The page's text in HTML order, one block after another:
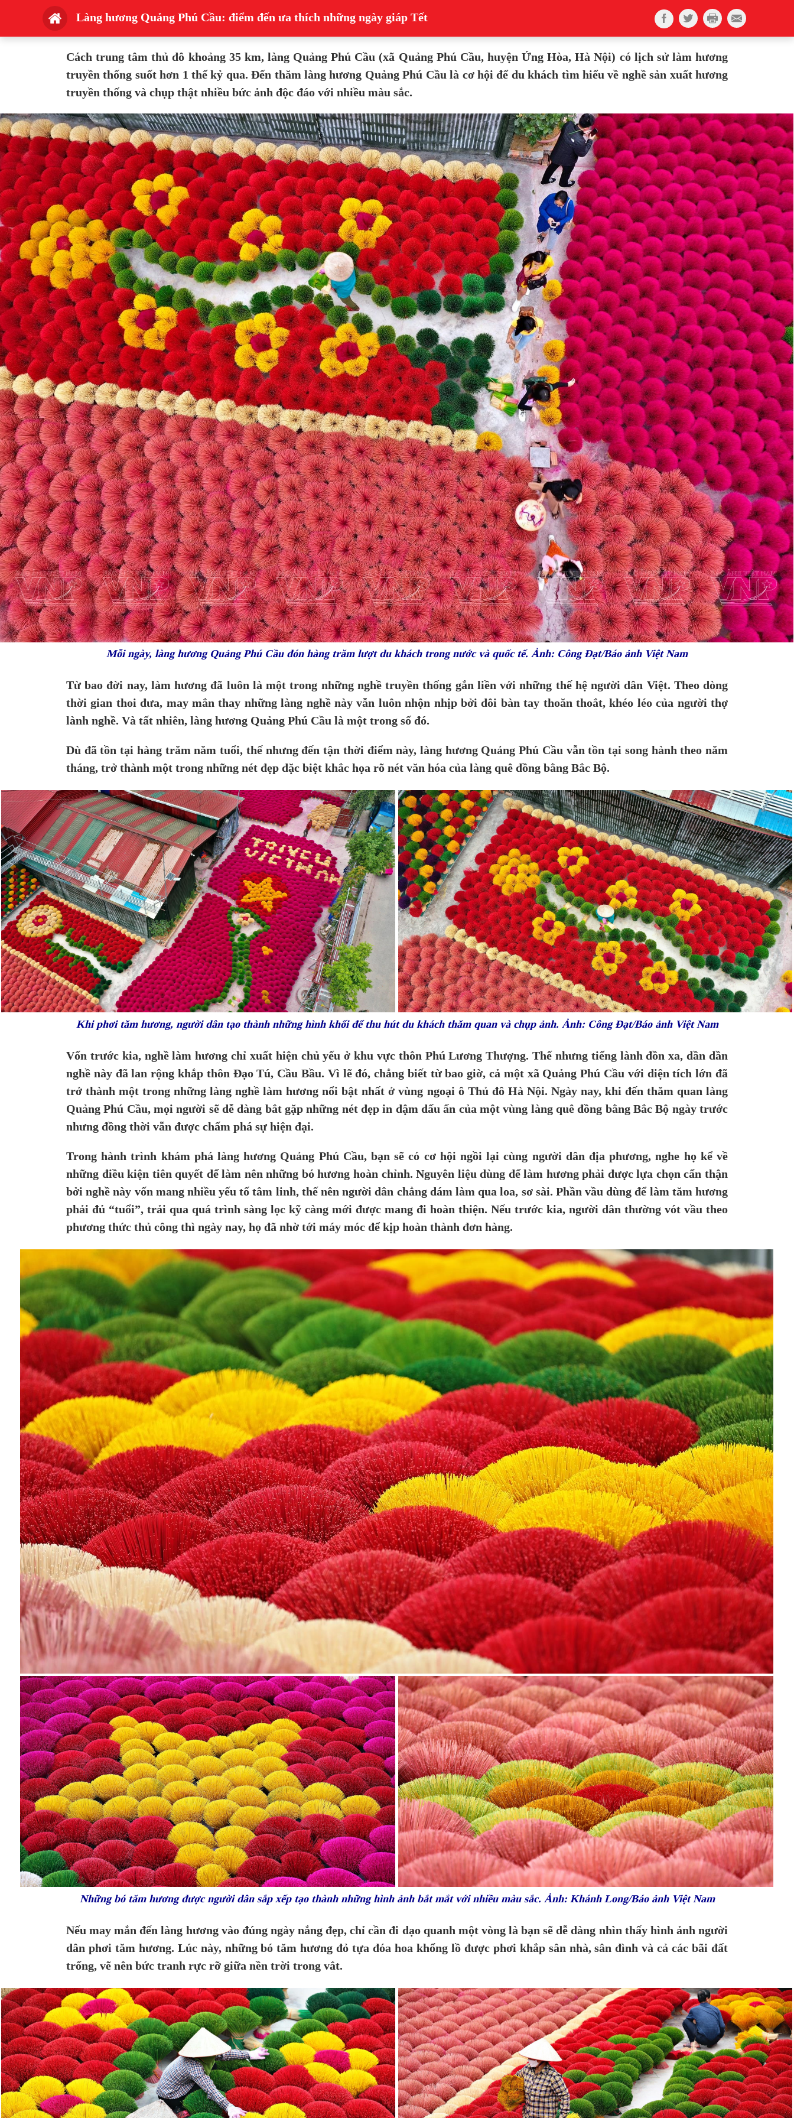
Làng hương Quảng Phú Cầu: điểm đến ưa thích những ngày giáp Tết
Cách trung tâm thủ đô khoảng 35 km, làng Quảng Phú Cầu (xã Quảng Phú Cầu, huyện Ứng Hòa, Hà Nội) có lịch sử làm hương
truyền thống suốt hơn 1 thế kỷ qua. Đến thăm làng hương Quảng Phú Cầu là cơ hội để du khách tìm hiểu về nghề sản xuất hương
truyền thống và chụp thật nhiều bức ảnh độc đáo với nhiều màu sắc.
Mỗi ngày, làng hương Quảng Phú Cầu đón hàng trăm lượt du khách trong nước và quốc tế. Ảnh: Công Đạt/Báo ảnh Việt Nam
Từ bao đời nay, làm hương đã luôn là một trong những nghề truyền thống gắn liền với những thế hệ người dân Việt. Theo dòng
thời gian thoi đưa, may mắn thay những làng nghề này vẫn luôn nhộn nhịp bởi đôi bàn tay thoăn thoắt, khéo léo của người thợ
lành nghề. Và tất nhiên, làng hương Quảng Phú Cầu là một trong số đó.
Dù đã tồn tại hàng trăm năm tuổi, thế nhưng đến tận thời điểm này, làng hương Quảng Phú Cầu vẫn tồn tại song hành theo năm
tháng, trở thành một trong những nét đẹp đặc biệt khắc họa rõ nét văn hóa của làng quê đồng bằng Bắc Bộ.
Khi phơi tăm hương, người dân tạo thành những hình khối để thu hút du khách thăm quan và chụp ảnh. Ảnh: Công Đạt/Báo ảnh Việt Nam
Vốn trước kia, nghề làm hương chỉ xuất hiện chủ yếu ở khu vực thôn Phú Lương Thượng. Thế nhưng tiếng lành đồn xa, dần dần
nghề này đã lan rộng khắp thôn Đạo Tú, Cầu Bầu. Vì lẽ đó, chẳng biết từ bao giờ, cả một xã Quảng Phú Cầu với diện tích lớn đã
trở thành một trong những làng nghề làm hương nổi bật nhất ở vùng ngoại ô Thủ đô Hà Nội. Ngày nay, khi đến thăm quan làng
Quảng Phú Cầu, mọi người sẽ dễ dàng bắt gặp những nét đẹp in đậm dấu ấn của một vùng làng quê đồng bằng Bắc Bộ ngày trước
nhưng đồng thời vẫn được chấm phá sự hiện đại.
Trong hành trình khám phá làng hương Quảng Phú Cầu, bạn sẽ có cơ hội ngồi lại cùng người dân địa phương, nghe họ kể về
những điều kiện tiên quyết để làm nên những bó hương hoàn chỉnh. Nguyên liệu dùng để làm hương phải được lựa chọn cẩn thận
bởi nghề này vốn mang nhiều yếu tố tâm linh, thế nên người dân chẳng dám làm qua loa, sơ sài. Phần vầu dùng để làm tăm hương
phải đủ “tuổi”, trải qua quá trình sàng lọc kỹ càng mới được mang đi hoàn thiện. Nếu trước kia, người dân thường vót vầu theo
phương thức thủ công thì ngày nay, họ đã nhờ tới máy móc để kịp hoàn thành đơn hàng.
Những bó tăm hương được người dân sắp xếp tạo thành những hình ảnh bắt mắt với nhiều màu sắc. Ảnh: Khánh Long/Báo ảnh Việt Nam
Nếu may mắn đến làng hương vào đúng ngày nắng đẹp, chỉ cần đi dạo quanh một vòng là bạn sẽ dễ dàng nhìn thấy hình ảnh người
dân phơi tăm hương. Lúc này, những bó tăm hương đỏ tựa đóa hoa khổng lồ được phơi khắp sân nhà, sân đình và cả các bãi đất
trống, vẽ nên bức tranh rực rỡ giữa nền trời trong vắt.